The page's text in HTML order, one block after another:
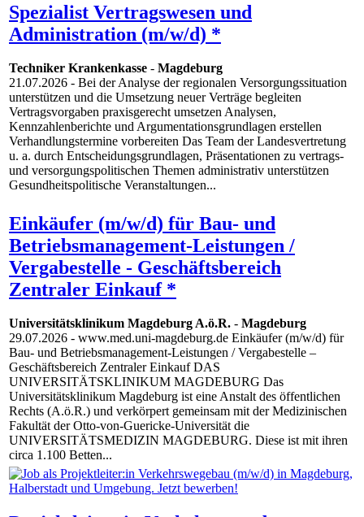
Spezialist Vertragswesen und
Administration (m/w/d) *
Techniker Krankenkasse - Magdeburg
21.07.2026 - Bei der Analyse der regionalen Versorgungssituation
unterstützen und die Umsetzung neuer Verträge begleiten
Vertragsvorgaben praxisgerecht umsetzen Analysen,
Kennzahlenberichte und Argumentationsgrundlagen erstellen
Verhandlungstermine vorbereiten Das Team der Landesvertretung
u. a. durch Entscheidungsgrundlagen, Präsentationen zu vertrags-
und versorgungspolitischen Themen administrativ unterstützen
Gesundheitspolitische Veranstaltungen...
Einkäufer (m/w/d) für Bau- und
Betriebsmanagement-Leistungen /
Vergabestelle - Geschäftsbereich
Zentraler Einkauf *
Universitätsklinikum Magdeburg A.ö.R. - Magdeburg
29.07.2026 - www.med.uni-magdeburg.de Einkäufer (m/w/d) für
Bau- und Betriebsmanagement-Leistungen / Vergabestelle –
Geschäftsbereich Zentraler Einkauf DAS
UNIVERSITÄTSKLINIKUM MAGDEBURG Das
Universitätsklinikum Magdeburg ist eine Anstalt des öffentlichen
Rechts (A.ö.R.) und verkörpert gemeinsam mit der Medizinischen
Fakultät der Otto-von-Guericke-Universität die
UNIVERSITÄTSMEDIZIN MAGDEBURG. Diese ist mit ihren
circa 1.100 Betten...